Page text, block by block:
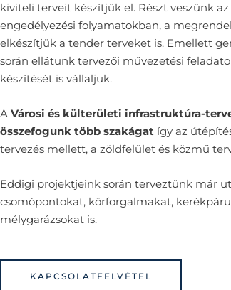
kiviteli terveit készítjük el. Részt veszünk
engedélyezési folyamatokban, a
elkészítjük a tender terveket is. Emellett
során ellátunk tervezői művezetési
készítését is vállaljuk.
A Városi és külterületi infrastruktúra-
összefogunk több szakágat így az
tervezés mellett, a zöldfelület és közmű
Eddigi projektjeink során terveztünk már
csomópontokat, körforgalmakat,
mélygarázsokat is.
KAPCSOLATFELVÉTEL